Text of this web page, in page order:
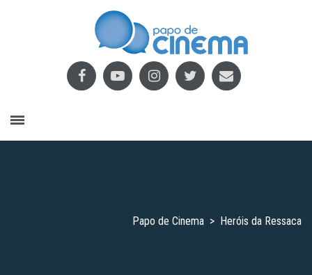
Papo de Cinema > Heróis da Ressaca